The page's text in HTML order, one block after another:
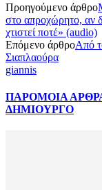
Προηγούμενο άρθρο
στο απροχώρητο, αν
χτιστεί ποτέ» (audio)
Επόμενο άρθροΑπό
Σιαπλαούρα
giannis
ΠΑΡΟΜΟΙΑ
ΔΗΜΙΟΥΡΓΟ